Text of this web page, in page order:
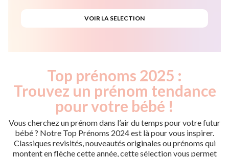
Top prénoms 2025 :
Trouvez un prénom tendance
pour votre bébé !
Vous cherchez un prénom dans l’air du temps pour votre futur
bébé ? Notre Top Prénoms 2024 est là pour vous inspirer.
Classiques revisités, nouveautés originales ou prénoms qui
montent en flèche cette année, cette sélection vous permet